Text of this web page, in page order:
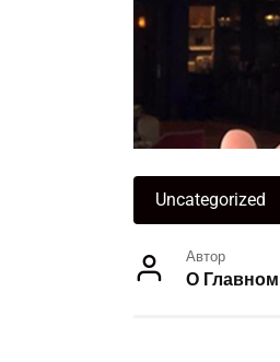
Uncategorized
Автор
О Главном